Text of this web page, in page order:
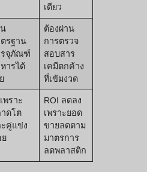
เดียว
รฐาน
รจุภัณฑ์
ารได้
ต้องผ่าน
การตรวจ
สอบสาร
เคมีตกค้าง
ที่เข้มงวด
พราะ
ดโต
คู่แข่ง
ROI ลดลง
เพราะยอด
ขายลดตาม
มาตรการ
ลดพลาสติก